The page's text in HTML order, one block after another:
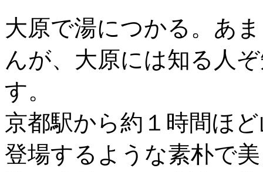
大原で湯につかる。あ
んが、大原には知る人
す。
京都駅から約１時間ほ
登場するような素朴で